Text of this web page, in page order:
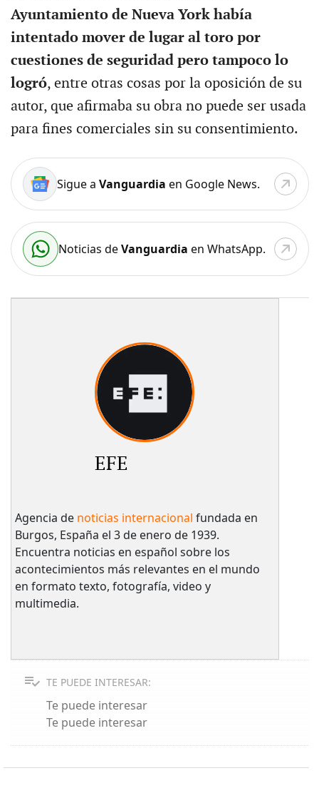
Ayuntamiento de Nueva York había
intentado mover de lugar al toro por
cuestiones de seguridad pero tampoco lo
logró, entre otras cosas por la oposición de su
autor, que afirmaba su obra no puede ser usada
para fines comerciales sin su consentimiento.
Sigue a Vanguardia en Google News.
Noticias deVanguardia en WhatsApp.
EFE
Agencia de noticias internacional fundada en
Burgos, España el 3 de enero de 1939.
Encuentra noticias en español sobre los
acontecimientos más relevantes en el mundo
en formato texto, fotografía, video y
multimedia.
TE PUEDE INTERESAR:
Te puede interesar
Te puede interesar